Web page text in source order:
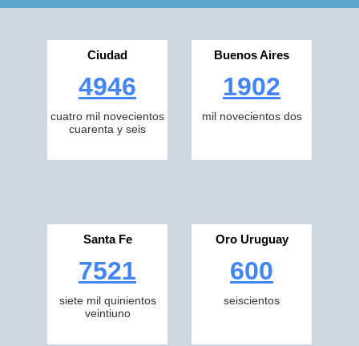
Ciudad
4946
cuatro mil novecientos
cuarenta y seis
Buenos Aires
1902
mil novecientos dos
Santa Fe
7521
siete mil quinientos
veintiuno
Oro Uruguay
600
seiscientos